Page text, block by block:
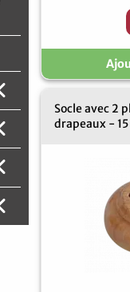
Socle avec 2
drapeaux -